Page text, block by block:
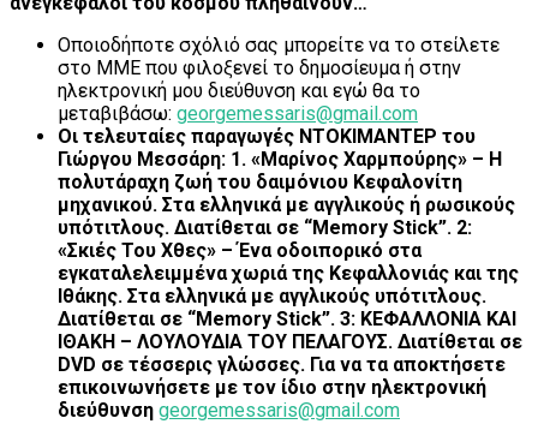
Οποιοδήποτε σχόλιό σας μπορείτε να το στείλετε
στο ΜΜΕ που φιλοξενεί το δημοσίευμα ή στην
ηλεκτρονική μου διεύθυνση και εγώ θα το
μεταβιβάσω: georgemessaris@gmail.com
Οι τελευταίες παραγωγές ΝΤΟΚΙΜΑΝΤΕΡ του
Γιώργου Μεσσάρη: 1. «Μαρίνος Χαρμπούρης» – Η
πολυτάραχη ζωή του δαιμόνιου Κεφαλονίτη
μηχανικού. Στα ελληνικά με αγγλικούς ή ρωσικούς
υπότιτλους. Διατίθεται σε “Memory Stick”. 2:
«Σκιές Του Χθες» – Ένα οδοιπορικό στα
εγκαταλελειμμένα χωριά της Κεφαλλονιάς και της
Ιθάκης. Στα ελληνικά με αγγλικούς υπότιτλους.
Διατίθεται σε “Memory Stick”. 3: ΚΕΦΑΛΛΟΝΙΑ ΚΑΙ
ΙΘΑΚΗ – ΛΟΥΛΟΥΔΙΑ ΤΟΥ ΠΕΛΑΓΟΥΣ. Διατίθεται σε
DVD σε τέσσερις γλώσσες. Για να τα αποκτήσετε
επικοινωνήσετε με τον ίδιο στην ηλεκτρονική
διεύθυνση georgemessaris@gmail.com